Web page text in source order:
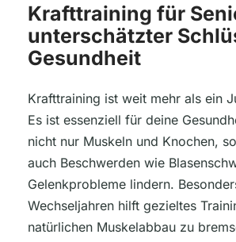
Krafttraining für
unterschätzter
Gesundheit
Krafttraining ist weit mehr als ein
Es ist essenziell für deine
nicht nur Muskeln und Knochen,
auch Beschwerden wie
Gelenkprobleme lindern.
Wechseljahren hilft gezieltes
natürlichen Muskelabbau zu